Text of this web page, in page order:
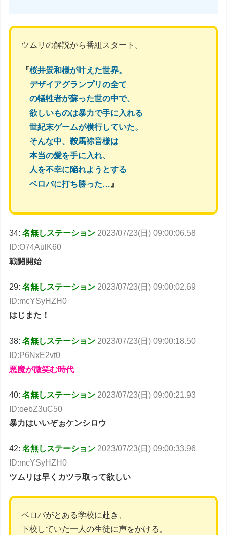
ツムリの解説から番組スタート。
『桜井景和様が叶えた世界。
デザイアグランプリの全て
の犠牲者が蘇った世の中で、
欲しいものは暴力で手に入れる
世紀末ゲームが横行していた。
そんな中、鞍馬祢音様は
本当の愛を手に入れ、
人を不幸に陥れようとする
ベロバに打ち勝った… 』
34:名無しステーション 2023/07/23(日) 09:00:06.58
ID:O74AulK60
戦闘開始
29:名無しステーション 2023/07/23(日) 09:00:02.69
ID:mcYSyHZH0
はじまた！
38:名無しステーション 2023/07/23(日) 09:00:18.50
ID:P6NxE2vt0
悪魔が微笑む時代
40:名無しステーション 2023/07/23(日) 09:00:21.93
ID:oebZ3uC50
暴力はいいぞぉケンシロウ
42:名無しステーション 2023/07/23(日) 09:00:33.96
ID:mcYSyHZH0
ツムリは早くカツラ取って欲しい
ベロバがとある学校に赴き、
下校していた一人の生徒に声をかける。